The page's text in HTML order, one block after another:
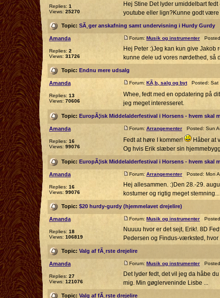
Replies: 1
Views: 25270
Hej Stine Det lyder umiddelbart
youtube eller lign?Kunne godt
Topic:SÃ¸ger anskafning samt undervisning i Hurdy Gurdy
Amanda
Replies: 2
Views: 31726
Forum: Musik og instrumenter
Hej Peter :)Jeg kan kun give Jakob
kunne dele ud vores nørdethed, så
Topic:Endnu mere udsalg
Amanda
Replies: 13
Views: 70606
Forum: KÃ¸b, salg og bytPosted: Sat
Whee, fedt med en opdatering på
jeg meget interesseret.
Topic:EuropÃ¦isk Middelalderfestival i Horsens - hvem skal
Amanda
Replies: 16
Views: 99076
Forum: Arrangementer Posted: Sun
Fedt at høre I kommer!
Håber at
Og hvis Erik slæber sin
Topic:EuropÃ¦isk Middelalderfestival i Horsens - hvem skal
Amanda
Replies: 16
Views: 99076
Forum: Arrangementer Posted: Mon
Hej allesammen. :)Den 28.-29.
kostumer og rigtig meget
Topic:$20 hurdy-gurdy (hjemmelavet drejelire)
Amanda
Replies: 18
Views: 106819
Forum: Musik og instrumenter
Nuuuu hvor er det sejt, Erik!. 8D
Pedersen og Findus-værksted,
Topic:Valg af fÃ¸rste drejelire
Amanda
Replies: 27
Views: 121076
Forum: Musik og instrumenter
Det lyder fedt, det vil jeg da håbe
mig. Min gøglerveninde Lisbe ...
Topic:Valg af fÃ¸rste drejelire